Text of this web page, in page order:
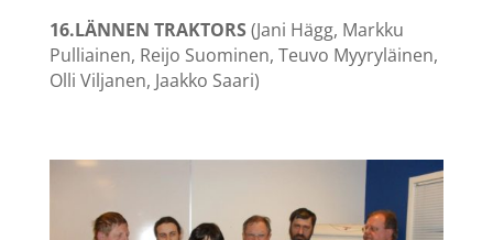
16.LÄNNEN TRAKTORS(Jani Hägg, Markku
Pulliainen, Reijo Suominen, Teuvo Myyryläinen,
Olli Viljanen, Jaakko Saari)